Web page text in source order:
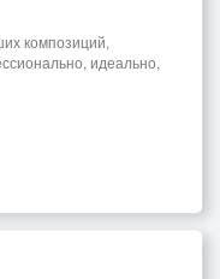
композиций,
идеально,